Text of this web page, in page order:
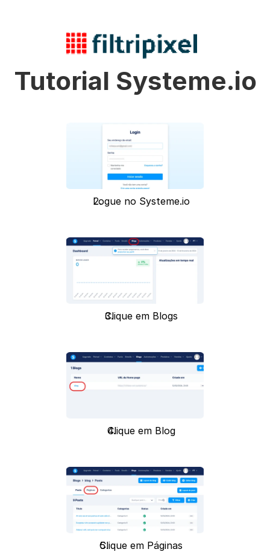
Tutorial Systeme.io
Logue no Systeme.io
Clique em Blogs
Clique em Blog
Clique em Páginas